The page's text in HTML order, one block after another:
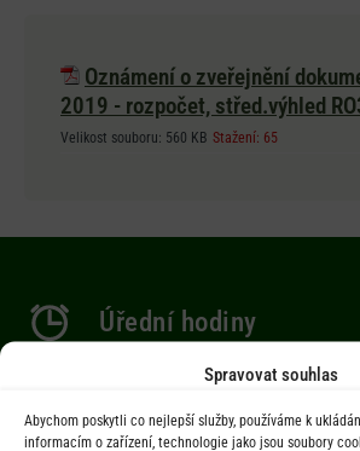
Spravovat souhlas
Abychom poskytli co nejlepší služby, používáme k
informacím o zařízení, technologie jako jsou soubory
Oznámení o zveřejnění
2019 - rozpočet, střed.výhled
Velikost souboru: 560 KB Stažení: 65
Úřední hodiny
Po 9.00-12.00 hod. / 14.00-
St 9.00-12.00 hod. / 14.00-